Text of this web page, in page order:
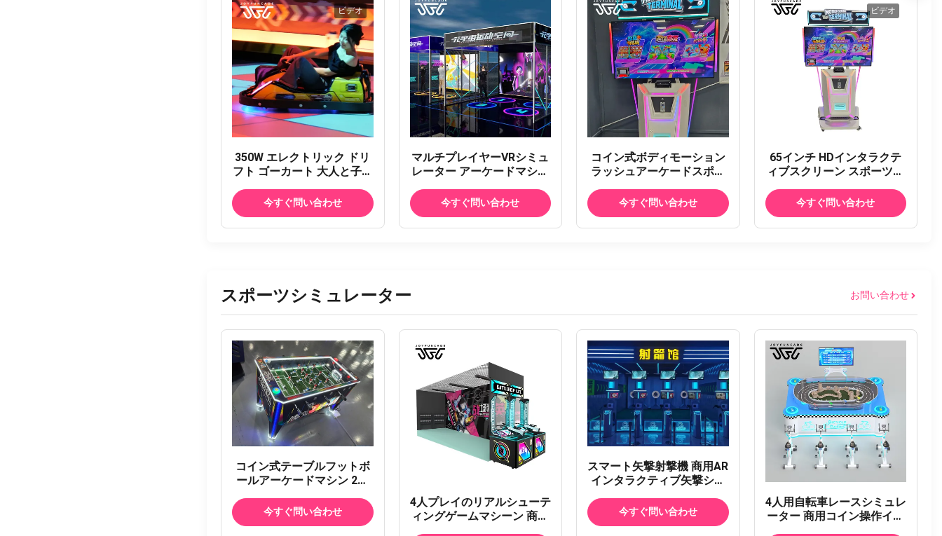
ビデオ
350W エレクトリック ドリ
フト ゴーカート 大人と子供
今すぐ問い合わせ
マルチプレイヤーVRシミュ
レーター アーケードマシン
スペース モジュールズーム
シミュレーター VR 宇宙 モ
ーション スペース アーケー
今すぐ問い合わせ
コイン式ボディモーション
ラッシュアーケードスポー
カットゲーム機
今すぐ問い合わせ
ビデオ
65インチ HDインタラクテ
ィブスクリーン スポーツゲ
け モーションセンシング
今すぐ問い合わせ
スポーツシミュレーター お問い合わせ
コイン式テーブルフットボ
ールアーケードマシン 2人
ーテーブル プレミアム電子
フーズボールテーブル アミ
今すぐ問い合わせ
4人プレイのリアルシューテ
ィングゲームマシーン 商業
スマート矢撃射撃機 商用AR
インタラクティブ矢撃シミ
ト矢撃シミュレーター 4Dフ
ィードバック スマート商用
今すぐ問い合わせ
4人用自転車レースシミュレ
ーター 商用コイン操作イン